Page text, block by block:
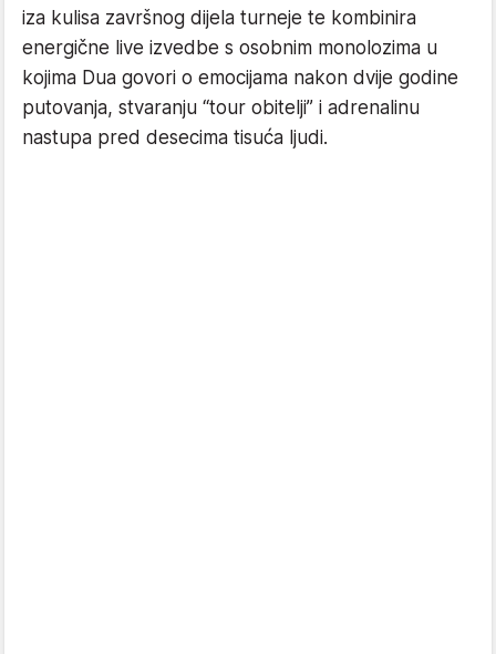
iza kulisa završnog dijela turneje te kombinira
energične live izvedbe s osobnim monolozima u
kojima Dua govori o emocijama nakon dvije godine
putovanja, stvaranju “tour obitelji” i adrenalinu
nastupa pred desecima tisuća ljudi.